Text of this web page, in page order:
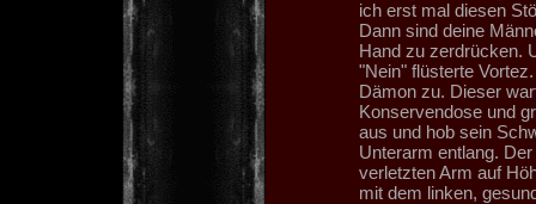
ich erst mal diesen
Dann sind deine
Hand zu zerdrücken.
"Nein" flüsterte
Dämon zu. Dieser
Konservendose und
aus und hob sein
Unterarm entlang.
verletzten Arm auf
mit dem linken,